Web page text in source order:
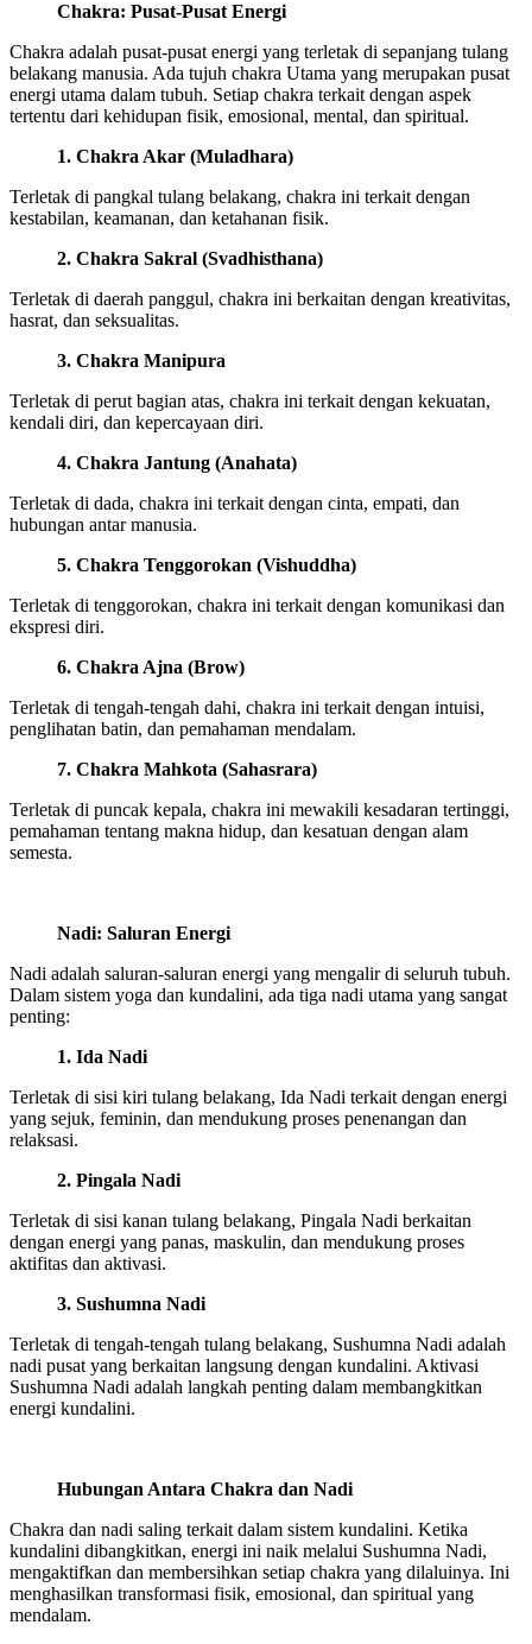
Chakra: Pusat-Pusat Energi
Chakra adalah pusat-pusat energi yang terletak di sepanjang tulang
belakang manusia. Ada tujuh chakra Utama yang merupakan pusat
energi utama dalam tubuh. Setiap chakra terkait dengan aspek
tertentu dari kehidupan fisik, emosional, mental, dan spiritual.
1. Chakra Akar (Muladhara)
Terletak di pangkal tulang belakang, chakra ini terkait dengan
kestabilan, keamanan, dan ketahanan fisik.
2. Chakra Sakral (Svadhisthana)
Terletak di daerah panggul, chakra ini berkaitan dengan kreativitas,
hasrat, dan seksualitas.
3. Chakra Manipura
Terletak di perut bagian atas, chakra ini terkait dengan kekuatan,
kendali diri, dan kepercayaan diri.
4. Chakra Jantung (Anahata)
Terletak di dada, chakra ini terkait dengan cinta, empati, dan
hubungan antar manusia.
5. Chakra Tenggorokan (Vishuddha)
Terletak di tenggorokan, chakra ini terkait dengan komunikasi dan
ekspresi diri.
6. Chakra Ajna (Brow)
Terletak di tengah-tengah dahi, chakra ini terkait dengan intuisi,
penglihatan batin, dan pemahaman mendalam.
7. Chakra Mahkota (Sahasrara)
Terletak di puncak kepala, chakra ini mewakili kesadaran tertinggi,
pemahaman tentang makna hidup, dan kesatuan dengan alam
semesta.
Nadi: Saluran Energi
Nadi adalah saluran-saluran energi yang mengalir di seluruh tubuh.
Dalam sistem yoga dan kundalini, ada tiga nadi utama yang sangat
penting:
1. Ida Nadi
Terletak di sisi kiri tulang belakang, Ida Nadi terkait dengan energi
yang sejuk, feminin, dan mendukung proses penenangan dan
relaksasi.
2. Pingala Nadi
Terletak di sisi kanan tulang belakang, Pingala Nadi berkaitan
dengan energi yang panas, maskulin, dan mendukung proses
aktifitas dan aktivasi.
3. Sushumna Nadi
Terletak di tengah-tengah tulang belakang, Sushumna Nadi adalah
nadi pusat yang berkaitan langsung dengan kundalini. Aktivasi
Sushumna Nadi adalah langkah penting dalam membangkitkan
energi kundalini.
Hubungan Antara Chakra dan Nadi
Chakra dan nadi saling terkait dalam sistem kundalini. Ketika
kundalini dibangkitkan, energi ini naik melalui Sushumna Nadi,
mengaktifkan dan membersihkan setiap chakra yang dilaluinya. Ini
menghasilkan transformasi fisik, emosional, dan spiritual yang
mendalam.